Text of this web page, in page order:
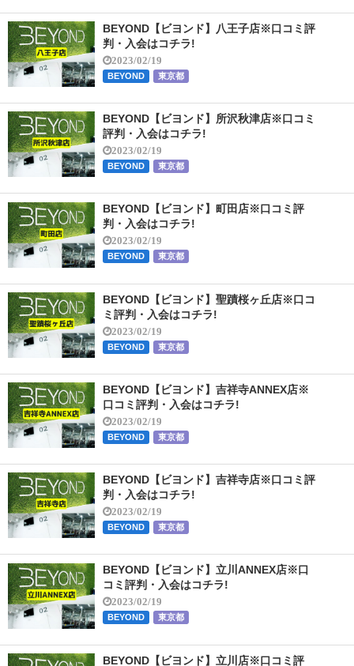
BEYOND【ビヨンド】八王子店※口コミ評
判・入会はコチラ!
2023/02/19
BEYOND 東京都
BEYOND【ビヨンド】所沢秋津店※口コミ
評判・入会はコチラ!
2023/02/19
BEYOND 東京都
BEYOND【ビヨンド】町田店※口コミ評
判・入会はコチラ!
2023/02/19
BEYOND 東京都
BEYOND【ビヨンド】聖蹟桜ヶ丘店※口コ
ミ評判・入会はコチラ!
2023/02/19
BEYOND 東京都
BEYOND【ビヨンド】吉祥寺ANNEX店※
口コミ評判・入会はコチラ!
2023/02/19
BEYOND 東京都
BEYOND【ビヨンド】吉祥寺店※口コミ評
判・入会はコチラ!
2023/02/19
BEYOND 東京都
BEYOND【ビヨンド】立川ANNEX店※口
コミ評判・入会はコチラ!
2023/02/19
BEYOND 東京都
BEYOND【ビヨンド】立川店※口コミ評